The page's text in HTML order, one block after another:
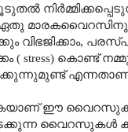
മാരകവൈറസിനും
,
( stress) കൊണ്ട്
ഈ
വൈറസുകൾ